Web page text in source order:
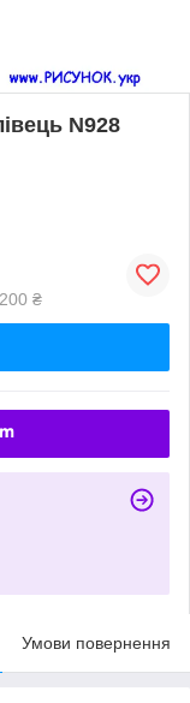
N928
₴
Умови повернення